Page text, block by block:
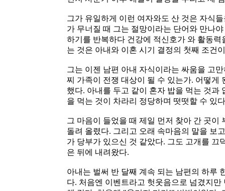
그가 유일하게 이런 여자와도 산 것은 자식
가 무너질 때 그는 절망이라는 단어와 만나
하기를 반복하다 건강에 적신호가 와 활동
는 것은 아내와 이혼 시기 결정의 첫째 조건
그는 이젠 남편 아내 자식이라는 싸움을 고
찌 가족이 전쟁 대상이 될 수 있는가. 어떻게
했다. 아내를 두고 같이 혼자 밥을 먹는 것과
을 먹는 것이 차라리 정당하며 떳떳할 수 있
그 마음이 들었을 때 제일 먼저 찾아 간 곳
돌려 올렸다. 그리고 오래 속마음의 말을 보
가 당부가 있으신 것 같았다. 그도 고개를 끄
은 뒤에 내려왔다.
아내는 벌써 반 달째 계속 되는 남편의 하루
다. 처음엔 이벤트라고 헛웃음으로 넘겼지